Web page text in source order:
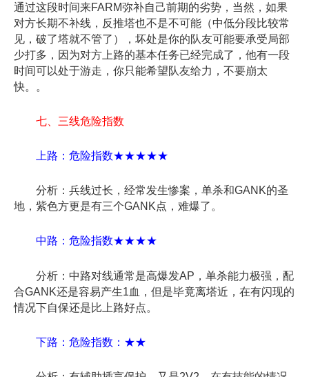
通过这段时间来FARM弥补自己前期的劣势，当然，如果
对方长期不补线，反推塔也不是不可能（中低分段比较常
见，破了塔就不管了），坏处是你的队友可能要承受局部
少打多，因为对方上路的基本任务已经完成了，他有一段
时间可以处于游走，你只能希望队友给力，不要崩太
快。。
七、三线危险指数
上路：危险指数★★★★★
分析：兵线过长，经常发生惨案，单杀和GANK的圣
地，紫色方更是有三个GANK点，难爆了。
中路：危险指数★★★★
分析：中路对线通常是高爆发AP，单杀能力极强，配
合GANK还是容易产生1血，但是毕竟离塔近，在有闪现的
情况下自保还是比上路好点。
下路：危险指数：★★